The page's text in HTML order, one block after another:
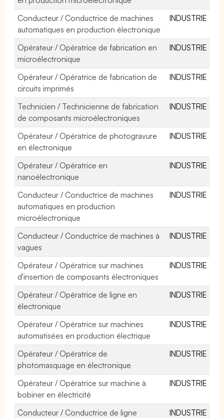
Conducteur / Conductrice de machines
automatiques en production électronique
INDUSTRIE
Opérateur / Opératrice de fabrication en
microélectronique
INDUSTRIE
Opérateur / Opératrice de fabrication de
circuits imprimés
INDUSTRIE
Technicien / Technicienne de fabrication
de composants microélectroniques
INDUSTRIE
Opérateur / Opératrice de photogravure
en électronique
INDUSTRIE
Opérateur / Opératrice en
nanoélectronique
INDUSTRIE
Conducteur / Conductrice de machines
automatiques en production
microélectronique
INDUSTRIE
Conducteur / Conductrice de machines à
vagues
INDUSTRIE
Opérateur / Opératrice sur machines
d'insertion de composants électroniques
INDUSTRIE
Opérateur / Opératrice de ligne en
électronique
INDUSTRIE
Opérateur / Opératrice sur machines
automatisées en production électrique
INDUSTRIE
Opérateur / Opératrice de
photomasquage en électronique
INDUSTRIE
Opérateur / Opératrice sur machine à
bobiner en électricité
INDUSTRIE
Conducteur / Conductrice de ligne
INDUSTRIE